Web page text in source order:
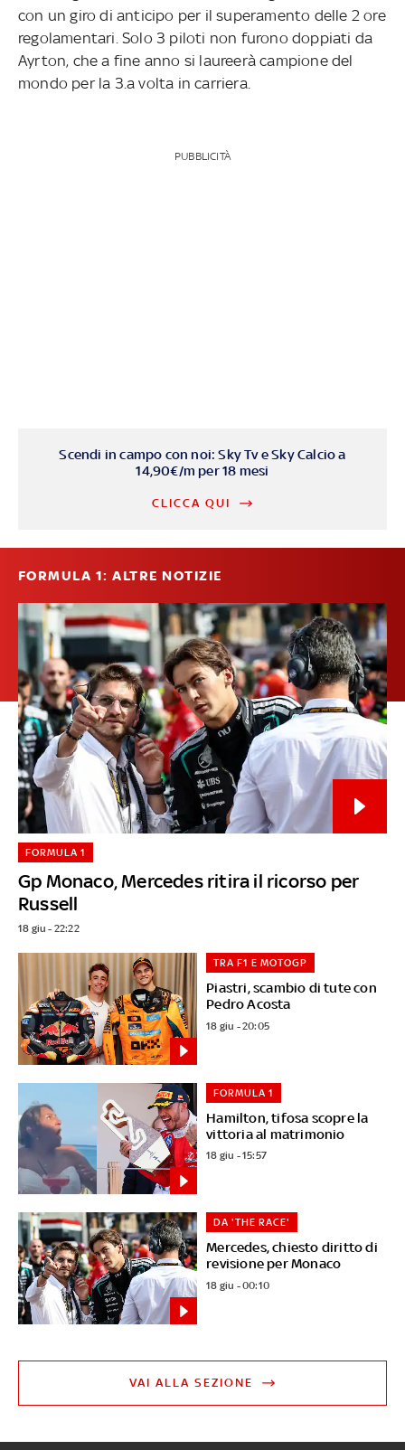
con un giro di anticipo per il superamento delle 2 ore
regolamentari. Solo 3 piloti non furono doppiati da
Ayrton, che a fine anno si laureerà campione del
mondo per la 3.a volta in carriera.
PUBBLICITÀ
Scendi in campo con noi: Sky Tv e Sky Calcio a
14,90€/m per 18 mesi
CLICCA QUI
FORMULA 1: ALTRE NOTIZIE
Gp Monaco, Mercedes ritira il ricorso per
Russell
FORMULA 1
18 giu - 22:22
Piastri, scambio di tute con
Pedro Acosta
TRA F1 E MOTOGP
18 giu - 20:05
Hamilton, tifosa scopre la
vittoria al matrimonio
FORMULA 1
18 giu - 15:57
Mercedes, chiesto diritto di
revisione per Monaco
DA 'THE RACE'
18 giu - 00:10
VAI ALLA SEZIONE